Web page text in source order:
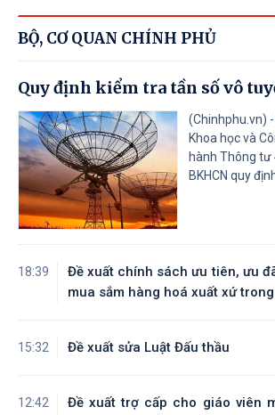
BỘ, CƠ QUAN CHÍNH PHỦ
Quy định kiểm tra tần số vô
(Chinhphu.vn)
Khoa học và
hành Thông
BKHCN quy
18:39
Đề xuất chính sách ưu tiên, ưu
mua sắm hàng hoá xuất xứ
15:32 Đề xuất sửa Luật Đấu thầu
12:42 Đề xuất trợ cấp cho giáo viên